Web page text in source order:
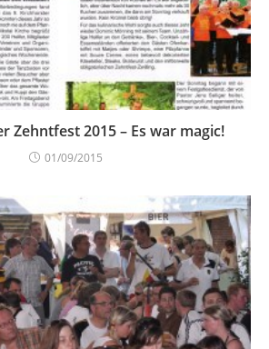
Zehntfest 2015 – Es war magic!
01/09/2015